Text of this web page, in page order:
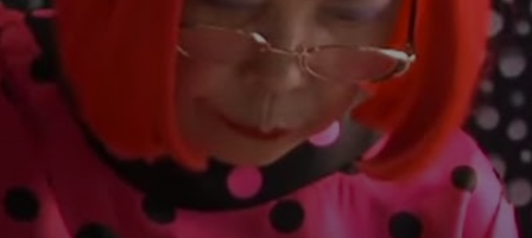
instalações, como
a famosa Sala dos
Espelho.